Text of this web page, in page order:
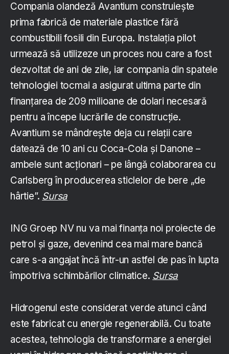
Compania olandeză Avantium construiește
prima fabrică de materiale plastice fără
combustibili fosili din Europa. Instalația pilot
urmează să utilizeze un proces nou care a fost
dezvoltat de ani de zile, iar compania din spatele
tehnologiei tocmai a asigurat ultima parte din
finanțarea de 209 milioane de dolari necesară
pentru a începe lucrările de construcție.
Avantium se mândrește deja cu relații care
datează de 10 ani cu Coca-Cola și Danone –
ambele sunt acționari – pe lângă colaborarea cu
Carlsberg în producerea sticlelor de bere „de
hârtie”. Sursa
ING Groep NV nu va mai finanța noi proiecte de
petrol și gaze, devenind cea mai mare bancă
care s-a angajat încă într-un astfel de pas în lupta
împotriva schimbărilor climatice. Sursa
Hidrogenul este considerat verde atunci când
este fabricat cu energie regenerabilă. Cu toate
acestea, tehnologia de transformare a energiei